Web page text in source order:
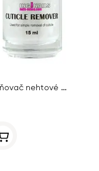
3x Cuticle Remover 15ml - odstraňovač nehtové kůžičky Inginails